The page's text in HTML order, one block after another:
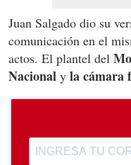
Juan Salgado dio su
comunicación en el
actos. El plantel del
Nacional y la cámara